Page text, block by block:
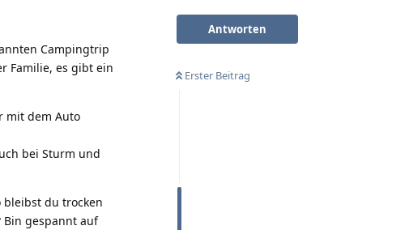
Antworten
Erster Beitrag
Campingtrip
Familie, es gibt ein
mit dem Auto
bei Sturm und
du trocken
gespannt auf